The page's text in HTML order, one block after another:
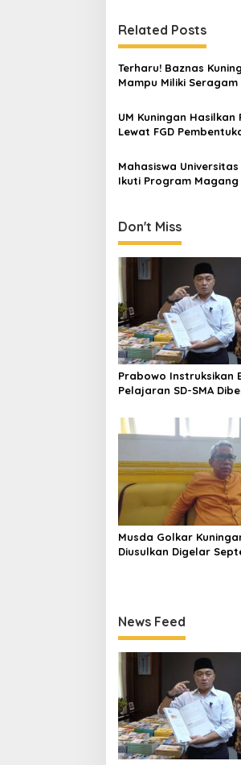
Related Posts
Terharu! Baznas
Mampu Miliki
UM Kuningan
Lewat FGD
Mahasiswa
Ikuti Program
Don't Miss
Prabowo Instruksikan
Pelajaran SD-SMA
Referensi
Musda Golkar
Diusulkan Digelar
News Feed